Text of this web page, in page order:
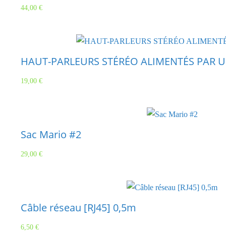
44,00 €
HAUT-PARLEURS STÉRÉO ALIMENTÉS PAR
19,00 €
Sac Mario #2
29,00 €
Câble réseau [RJ45] 0,5m
6,50 €